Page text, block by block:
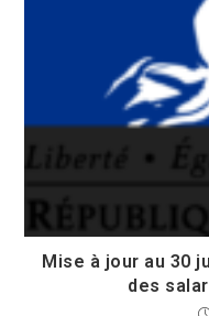
Mise à jour au 30
des